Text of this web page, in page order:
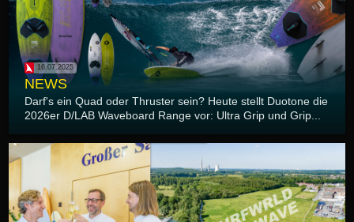
16.07.2025
NEWS
Darf's ein Quad oder Thruster sein? Heute stellt Duotone die
2026er D/LAB Waveboard Range vor: Ultra Grip und Grip...